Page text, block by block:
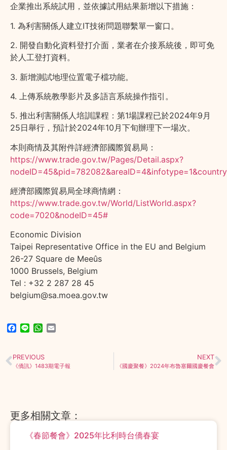
企業推出系統試用，並依據試用結果新增以下措施：
1. 為利害關係人建立IT技術問題聯繫單一窗口。
2. 開發自動化資料登打介面，業者在介接系統後，即可免
於人工登打資料。
3. 新增測試地理位置電子檔功能。
4. 上傳系統教學影片及多語言系統操作指引。
5. 推出利害關係人培訓課程：第1場課程已於2024年9月
25日舉行，預計於2024年10月下旬辦理下一場次。
本則商情及其附件詳經濟部國際貿易局：
https://www.trade.gov.tw/Pages/Detail.aspx?
經濟部國際貿易局全球商情網：
https://www.trade.gov.tw/World/ListWorld.aspx?
code=7020&nodeID=45#
Economic Division
Taipei Representative Office in the EU and Belgium
26-27 Square de Meeûs
1000 Brussels, Belgium
Tel : ‪+32 2 287 28 45‬
​belgium@sa.moea.gov.tw ​
Facebook
Line WhatsApp
PREVIOUS
《僑訊》1483期電子報
NEXT
《國慶聚餐》2024年布魯塞爾國慶餐會
更多相關文章：
《春節餐會》2025年比利時台僑春宴